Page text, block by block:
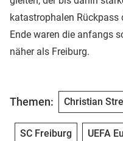
katastrophalen
Ende waren die anfangs
näher als Freiburg.
Themen: Christian
SC Freiburg UEFA